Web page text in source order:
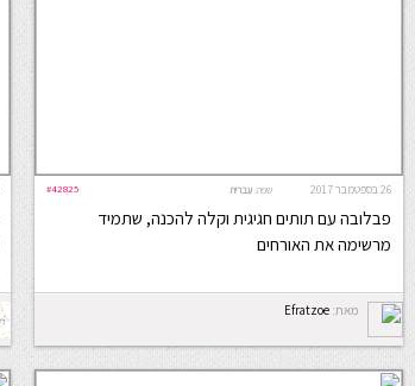
26 בספטמבר 2017 #42825 שפה: עברית
פבלובה עם תותים חגיגית וקלה להכנה, שתמיד
מרשימה את האורחים
מאת: Efratzoe